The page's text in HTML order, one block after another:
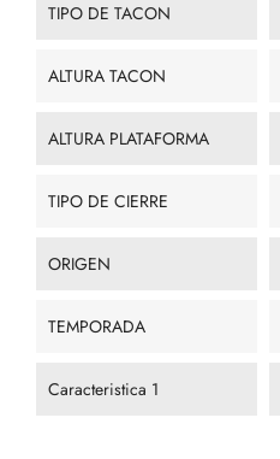
TIPO DE TACON
ALTURA TACON
ALTURA PLATAFORMA
TIPO DE CIERRE
ORIGEN
TEMPORADA
Caracteristica 1